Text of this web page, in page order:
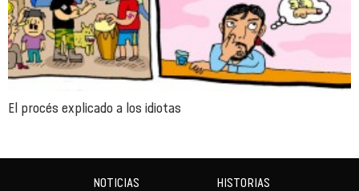
El procés explicado a los idiotas
NOTICIAS HISTORIAS